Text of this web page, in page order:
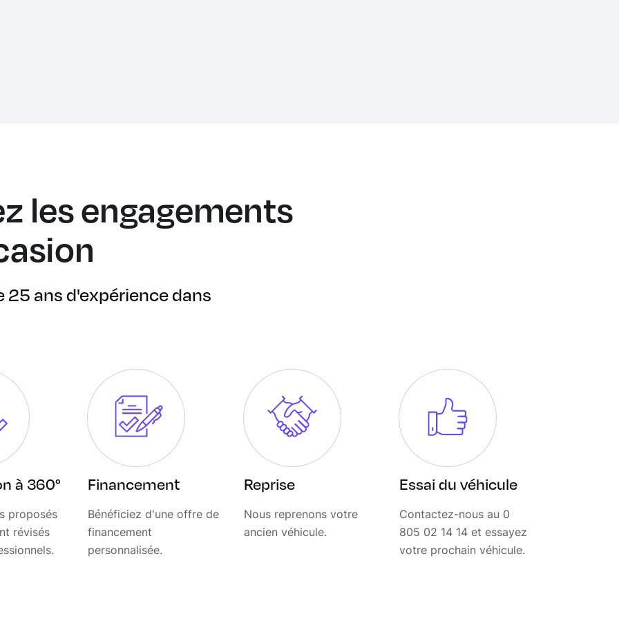
contrastée Diamond Turned
les engagements
25 ans d'expérience dans
à 360°
proposés
révisés
Financement
Bénéficiez d'une offre de
financement
personnalisée.
Reprise
Nous reprenons votre
ancien véhicule.
Essai du véhicule
Contactez-nous au 0
805 02 14 14 et essayez
votre prochain véhicule.